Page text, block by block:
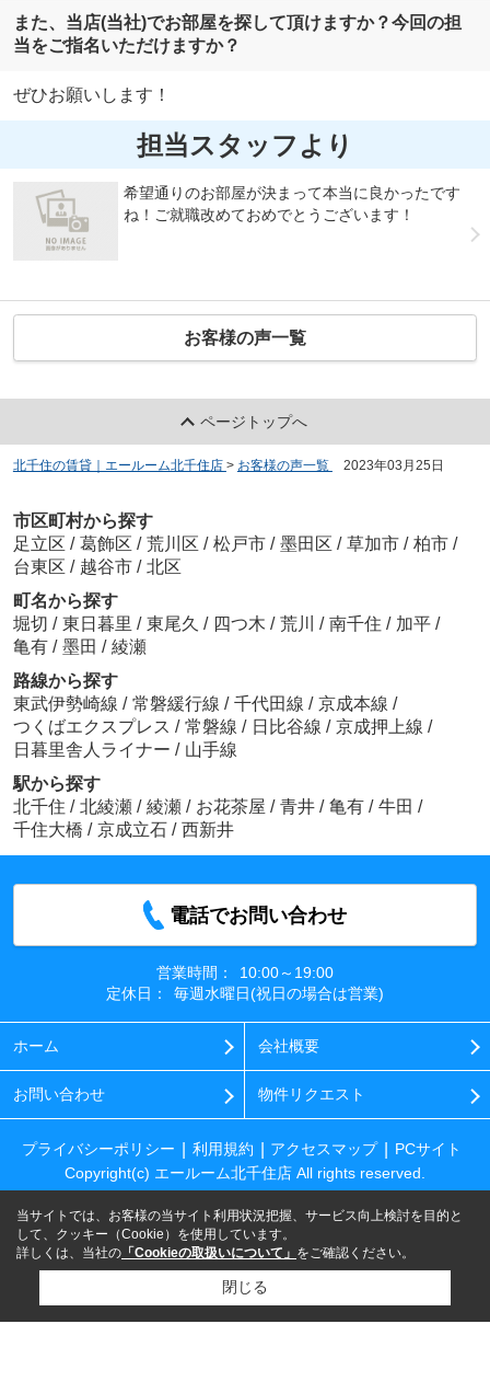
また、当店(当社)でお部屋を探して頂けますか？今回の担
当をご指名いただけますか？
ぜひお願いします！
担当スタッフより
希望通りのお部屋が決まって本当に良かったです
ね！ご就職改めておめでとうございます！
お客様の声一覧
ページトップへ
北千住の賃貸｜エールーム北千住店 > お客様の声一覧 2023年03月25日
市区町村から探す
足立区 / 葛飾区 / 荒川区 / 松戸市 / 墨田区 / 草加市 / 柏市 /
台東区 / 越谷市 / 北区
町名から探す
堀切 / 東日暮里 / 東尾久 / 四つ木 / 荒川 / 南千住 / 加平 /
亀有 / 墨田 / 綾瀬
路線から探す
東武伊勢崎線 / 常磐緩行線 / 千代田線 / 京成本線 /
つくばエクスプレス / 常磐線 / 日比谷線 / 京成押上線 /
日暮里舎人ライナー / 山手線
駅から探す
北千住 / 北綾瀬 / 綾瀬 / お花茶屋 / 青井 / 亀有 / 牛田 /
千住大橋 / 京成立石 / 西新井
電話でお問い合わせ
営業時間：
10:00～19:00
定休日：
毎週水曜日(祝日の場合は営業)
ホーム 会社概要
お問い合わせ 物件リクエスト
プライバシーポリシー 利用規約 アクセスマップ
PCサイト
Copyright(c) エールーム北千住店 All rights reserved.
当サイトでは、お客様の当サイト利用状況把握、サービス向上検討を目的と
して、クッキー（Cookie）を使用しています。
詳しくは、当社の 「Cookieの取扱いについて」 をご確認ください。
閉じる